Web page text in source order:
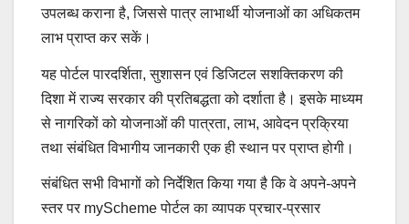
उपलब्ध कराना है, जिससे पात्र लाभार्थी योजनाओं का अधिकतम
लाभ प्राप्त कर सकें।
यह पोर्टल पारदर्शिता, सुशासन एवं डिजिटल सशक्तिकरण की
दिशा में राज्य सरकार की प्रतिबद्धता को दर्शाता है। इसके माध्यम
से नागरिकों को योजनाओं की पात्रता, लाभ, आवेदन प्रक्रिया
तथा संबंधित विभागीय जानकारी एक ही स्थान पर प्राप्त होगी।
संबंधित सभी विभागों को निर्देशित किया गया है कि वे अपने-अपने
स्तर पर myScheme पोर्टल का व्यापक प्रचार-प्रसार